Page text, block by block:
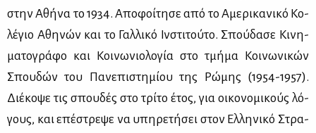
στην Αθή­να τo 1934. Απο­φοί­τη­σε από το Αμε­ρι­κα­νι­κό Κο­
λέ­γιο Αθη­νών και το Γαλ­λι­κό Ιν­στι­τού­το. Σπού­δα­σε Κι­νη­
μα­το­γρά­φο και Κοι­νω­νιο­λο­γία στο τμή­μα Κοι­νω­νι­κών
Σπου­δών του Πα­νε­πι­στη­μί­ου της Ρώ­μης (1954-1957).
Διέ­κο­ψε τις σπου­δές στο τρί­το έτος, για οι­κο­νο­μι­κούς λό­
γους, και επέ­στρε­ψε να υπη­ρε­τή­σει στον Ελ­λη­νι­κό Στρα­